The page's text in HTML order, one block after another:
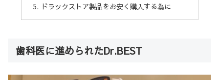
ドラックストア製品をお安く購入する為に
歯科医に進められたDr.BEST